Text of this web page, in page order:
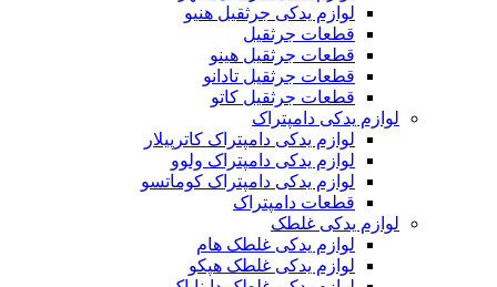
لوازم یدکی جرثقیل هنیو
قطعات جرثقیل
قطعات جرثقیل هینو
قطعات جرثقیل تادانو
قطعات جرثقیل کاتو
لوازم یدکی دامپتراک
لوازم یدکی دامپتراک کاترپیلار
لوازم یدکی دامپتراک ولوو
لوازم یدکی دامپتراک کوماتسو
قطعات دامپتراک
لوازم یدکی غلطک
لوازم یدکی غلطک هام
لوازم یدکی غلطک هپکو